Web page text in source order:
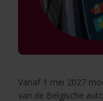
Vanaf 1 mei 2027
van de Belgische